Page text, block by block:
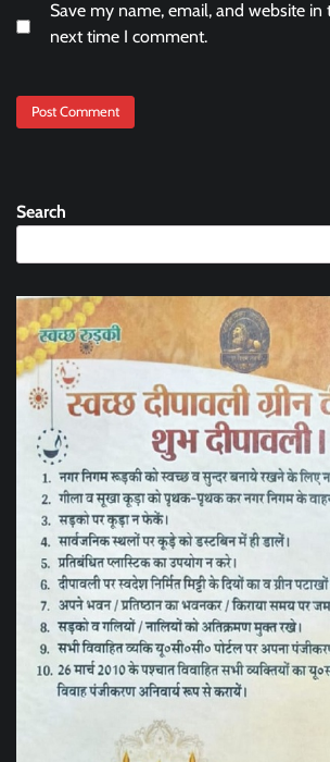
Save my name, email, and website
next time I comment.
Search